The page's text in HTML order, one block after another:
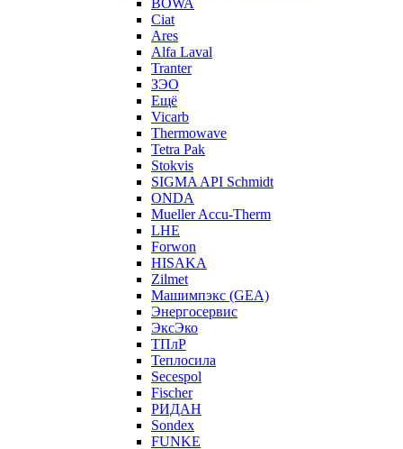
BOWA
Ciat
Ares
Alfa Laval
Tranter
ЗЭО
Ещё
Vicarb
Thermowave
Tetra Pak
Stokvis
SIGMA API Schmidt
ONDA
Mueller Accu-Therm
LHE
Forwon
HISAKA
Zilmet
Машимпэкс (GEA)
Энергосервис
ЭксЭко
ТПлР
Теплосила
Secespol
Fischer
РИДАН
Sondex
FUNKE